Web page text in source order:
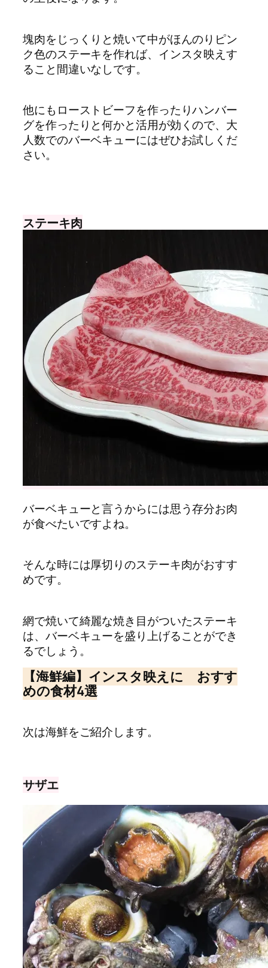
塊肉をじっくりと焼いて中がほんのりピン
ク色のステーキを作れば、インスタ映えす
ること間違いなしです。
他にもローストビーフを作ったりハンバー
グを作ったりと何かと活用が効くので、大
人数でのバーベキューにはぜひお試しくだ
さい。
ステーキ肉
バーベキューと言うからには思う存分お肉
が食べたいですよね。
そんな時には厚切りのステーキ肉がおすす
めです。
網で焼いて綺麗な焼き目がついたステーキ
は、バーベキューを盛り上げることができ
るでしょう。
【海鮮編】インスタ映えに おすす
めの食材4選
次は海鮮をご紹介します。
サザエ